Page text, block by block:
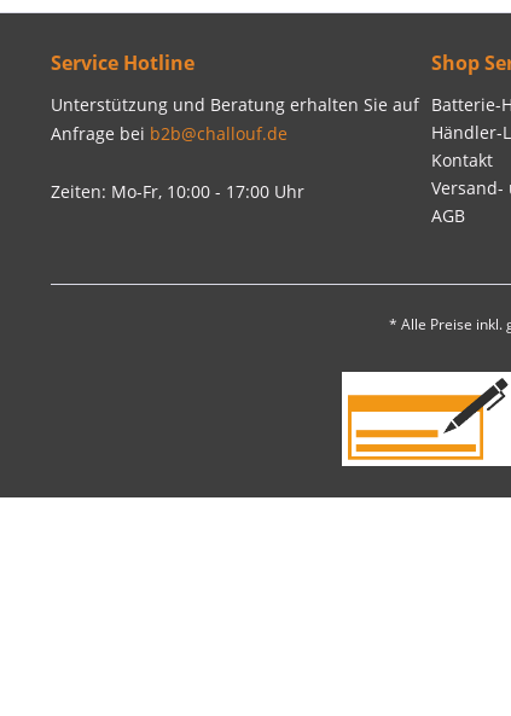
Service Hotline
Unterstützung und Beratung erhalten Sie auf
Anfrage bei b2b@challouf.de
Zeiten: Mo-Fr, 10:00 - 17:00 Uhr
Shop
Batterie-
Händler-
Kontakt
AGB
* Alle Preise inkl.